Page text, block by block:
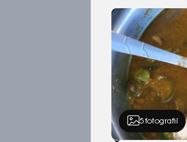
5 fotografií